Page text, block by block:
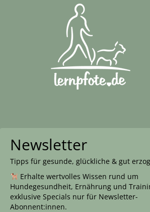
Newsletter
Tipps für gesunde, glückliche & gut
Erhalte wertvolles Wissen rund um
Hundegesundheit, Ernährung und
exklusive Specials nur für Newsletter-
Abonnent:innen.